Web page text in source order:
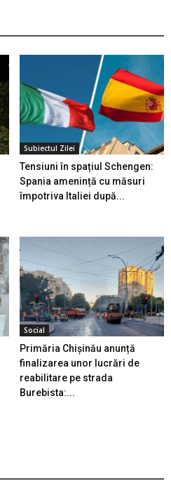
Subiectul Zilei
Tensiuni în spațiul Schengen:
Spania amenință cu măsuri
împotriva Italiei după...
Social
Primăria Chișinău anunță
finalizarea unor lucrări de
reabilitare pe strada
Burebista:...